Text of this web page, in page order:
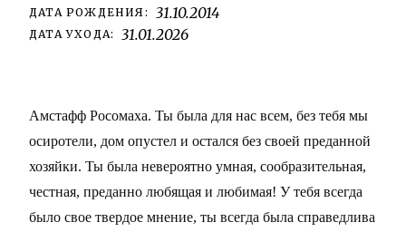
ДАТА РОЖДЕНИЯ: 31.10.2014
ДАТА УХОДА: 31.01.2026
Амстафф Росомаха. Ты была для нас всем, без тебя мы
осиротели, дом опустел и остался без своей преданной
хозяйки. Ты была невероятно умная, сообразительная,
честная, преданно любящая и любимая! У тебя всегда
было свое твердое мнение, ты всегда была справедлива